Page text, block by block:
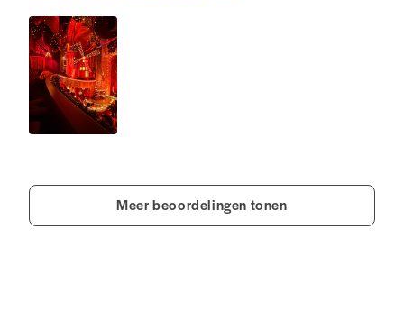
Meer beoordelingen tonen